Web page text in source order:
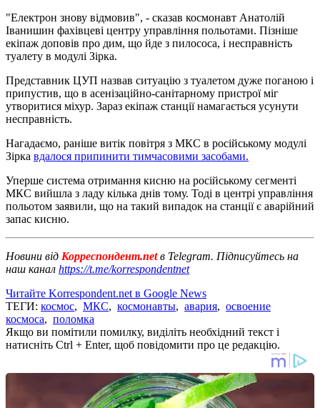
"Електрон знову відмовив", - сказав космонавт Анатолій
Іванишин фахівцеві центру управління польотами. Пізніше
екіпаж доповів про дим, що йде з пилососа, і несправність
туалету в модулі Зірка.
Представник ЦУП назвав ситуацію з туалетом дуже поганою і
припустив, що в асенізаційно-санітарному пристрої міг
утворитися міхур. Зараз екіпаж станції намагається усунути
несправність.
Нагадаємо, раніше витік повітря з МКС в російському модулі
Зірка вдалося припинити тимчасовими засобами.
Уперше система отримання кисню на російському сегменті
МКС вийшла з ладу кілька днів тому. Тоді в центрі управління
польотом заявили, що на такий випадок на станції є аварійний
запас кисню.
Новини від Корреспондент.netв Telegram. Підписуйтесь на
наш канал https://t.me/korrespondentnet
Читайте Korrespondent.net в Google News
ТЕГИ: космос, МКС, космонавты, авария, освоение
космоса, поломка
Якщо ви помітили помилку, виділіть необхідний текст і
натисніть Ctrl + Enter, щоб повідомити про це редакцію.